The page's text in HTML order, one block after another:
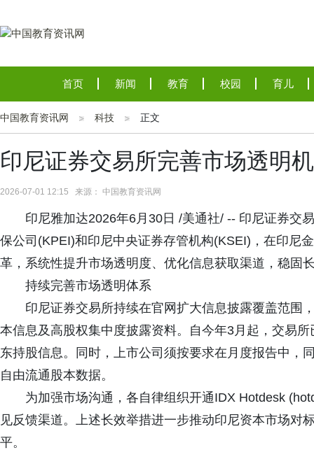
首页 新闻 教育 校园 育儿
中国教育资讯网 科技 正文
印尼证券交易所完善市场透明
2026-07-01 12:15 来源： 中国教育资讯网
印尼雅加达2026年6月30日 /美通社/ -- 印尼证券
保公司(KPEI)和印尼中央证券存管机构(KSEI)，在印尼
革，系统性提升市场透明度、优化信息获取渠道，稳固
持续完善市场透明体系
印尼证券交易所持续在官网扩大信息披露覆盖范围
本信息及高股权集中度披露资料。自今年3月起，交易
东持股信息。同时，上市公司须按要求在月度报告中，
自由流通股本数据。
为加强市场沟通，各自律组织开通IDX Hotdesk
见反馈渠道。上述长效举措进一步推动印尼资本市场对
平。